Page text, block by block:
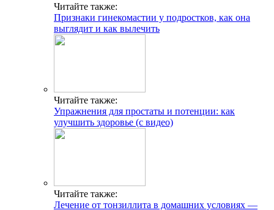
Читайте также:
Признаки гинекомастии у подростков, как она
выглядит и как вылечить
Читайте также:
Упражнения для простаты и потенции: как
улучшить здоровье (с видео)
Читайте также:
Лечение от тонзиллита в домашних условиях —